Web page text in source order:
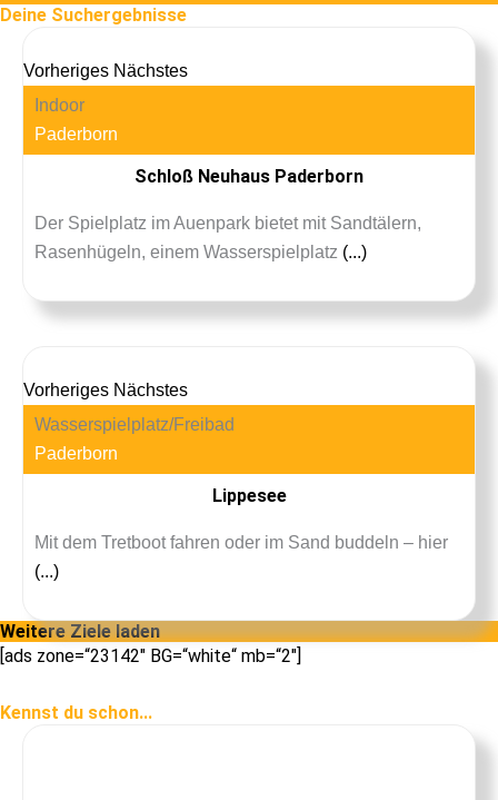
Deine Suchergebnisse
Vorheriges Nächstes
Indoor
Paderborn
Schloß Neuhaus Paderborn
Der Spielplatz im Auenpark bietet mit Sandtälern,
Rasenhügeln, einem Wasserspielplatz (...)
Vorheriges Nächstes
Wasserspielplatz/Freibad
Paderborn
Lippesee
Mit dem Tretboot fahren oder im Sand buddeln – hier
(...)
Weitere Ziele laden
[ads zone=“23142″ BG=“white“ mb=“2″]
Kennst du schon...